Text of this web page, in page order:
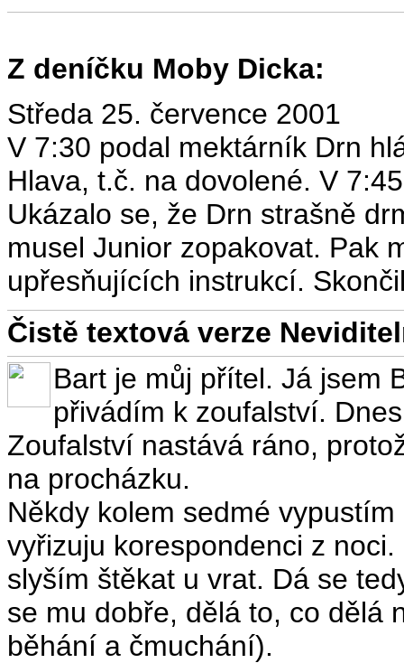
Z deníčku Moby Dicka:
Středa 25. července 2001
V 7:30 podal mektárník Drn
Hlava, t.č. na dovolené. V
Ukázalo se, že Drn strašně
musel Junior zopakovat. Pak
upřesňujících instrukcí.
Čistě textová verze
Bart je můj přítel. Já jsem
přivádím k zoufalství.
Zoufalství nastává ráno,
na procházku.
Někdy kolem sedmé
vyřizuju korespondenci z
slyším štěkat u vrat. Dá se
se mu dobře, dělá to, co dělá
běhání a čmuchání).